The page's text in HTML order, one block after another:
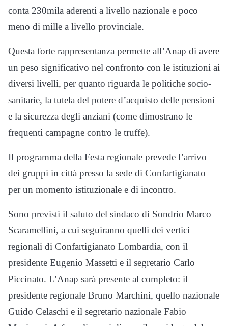
conta 230mila aderenti a livello nazionale e poco
meno di mille a livello provinciale.
Questa forte rappresentanza permette all’Anap di avere
un peso significativo nel confronto con le istituzioni ai
diversi livelli, per quanto riguarda le politiche socio-
sanitarie, la tutela del potere d’acquisto delle pensioni
e la sicurezza degli anziani (come dimostrano le
frequenti campagne contro le truffe).
Il programma della Festa regionale prevede l’arrivo
dei gruppi in città presso la sede di Confartigianato
per un momento istituzionale e di incontro.
Sono previsti il saluto del sindaco di Sondrio Marco
Scaramellini, a cui seguiranno quelli dei vertici
regionali di Confartigianato Lombardia, con il
presidente Eugenio Massetti e il segretario Carlo
Piccinato. L’Anap sarà presente al completo: il
presidente regionale Bruno Marchini, quello nazionale
Guido Celaschi e il segretario nazionale Fabio